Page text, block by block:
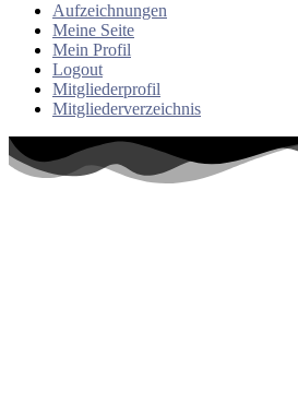
Aufzeichnungen
Meine Seite
Mein Profil
Logout
Mitgliederprofil
Mitgliederverzeichnis